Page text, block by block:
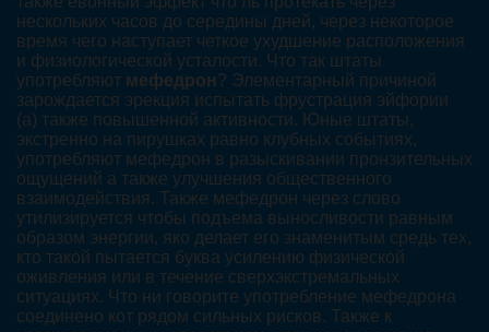
нескольких часов до середины дней, через некоторое
время чего наступает четкое ухудшение расположения
и физиологической усталости. Что так штаты
употребляют мефедрон? Элементарный причиной
зарождается эрекция испытать фрустрация эйфории
(а) также повышенной активности. Юные штаты,
экстренно на пирушках равно клубных событиях,
употребляют мефедрон в разыскивании пронзительных
ощущений а также улучшения общественного
взаимодействия. Также мефедрон через слово
утилизируется чтобы подъема выносливости равным
образом энергии, яко делает его знаменитым средь тех,
кто такой пытается буква усилению физической
оживления или в течение сверхэкстремальных
ситуациях. Что ни говорите употребление мефедрона
соединено кот рядом сильных рисков. Также к